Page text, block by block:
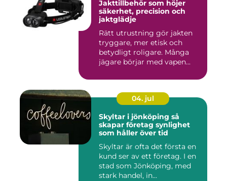
Jakttillbehör som höjer
säkerhet, precision och
jaktglädje
Rätt utrustning gör jakten
tryggare, mer etisk och
betydligt roligare. Många
jägare börjar med vapen...
04. jul
Skyltar i jönköping så
skapar företag synlighet
som håller över tid
Skyltar är ofta det första en
kund ser av ett företag. I en
stad som Jönköping, med
stark handel, in...